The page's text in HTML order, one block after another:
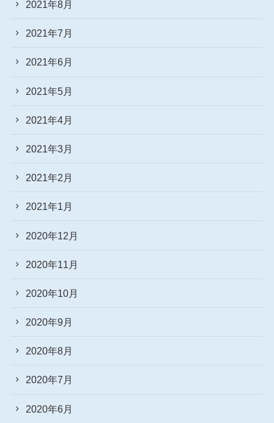
2021年8月
2021年7月
2021年6月
2021年5月
2021年4月
2021年3月
2021年2月
2021年1月
2020年12月
2020年11月
2020年10月
2020年9月
2020年8月
2020年7月
2020年6月